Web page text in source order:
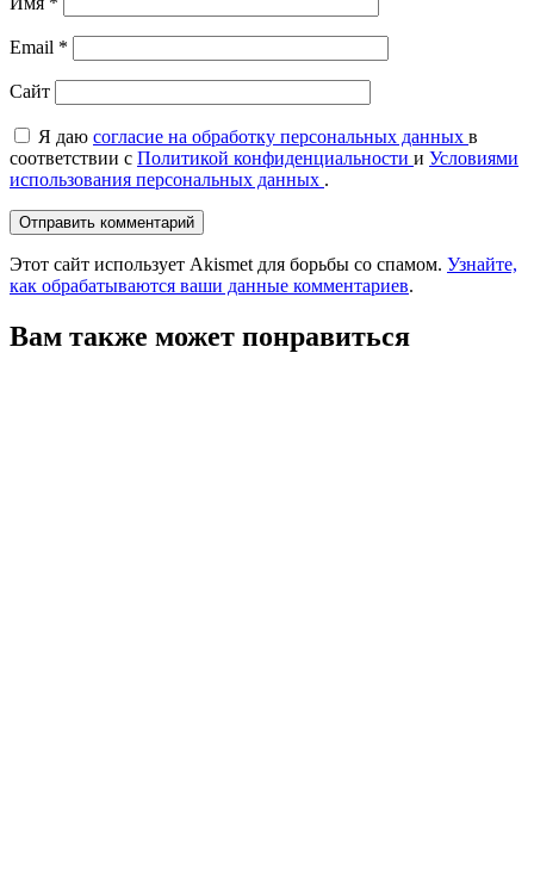
Email *
Сайт
Я даю согласие на обработку персональных данных в
соответствии с Политикой конфиденциальности и Условиями
использования персональных данных .
Этот сайт использует Akismet для борьбы со спамом. Узнайте,
как обрабатываются ваши данные комментариев.
Вам также может понравиться